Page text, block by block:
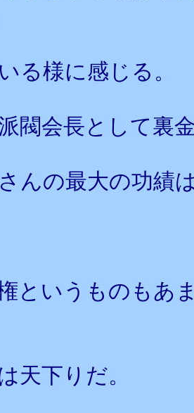
る様に感じる。
閥会長として裏
んの最大の功績
というものもあ
天下りだ。